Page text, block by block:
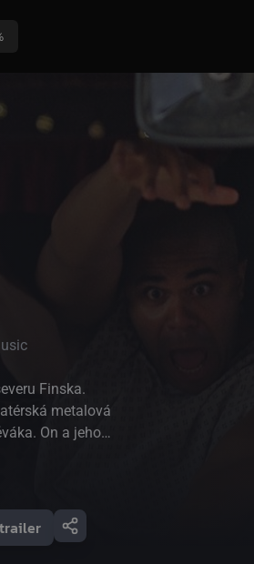
Finska.
metalová
On a jeho
– pořadatel
využít buď
přesto se